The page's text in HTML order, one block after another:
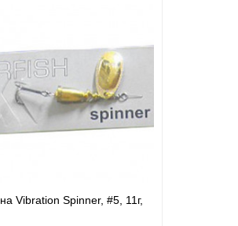
Vibration Spinner, #5, 11г,